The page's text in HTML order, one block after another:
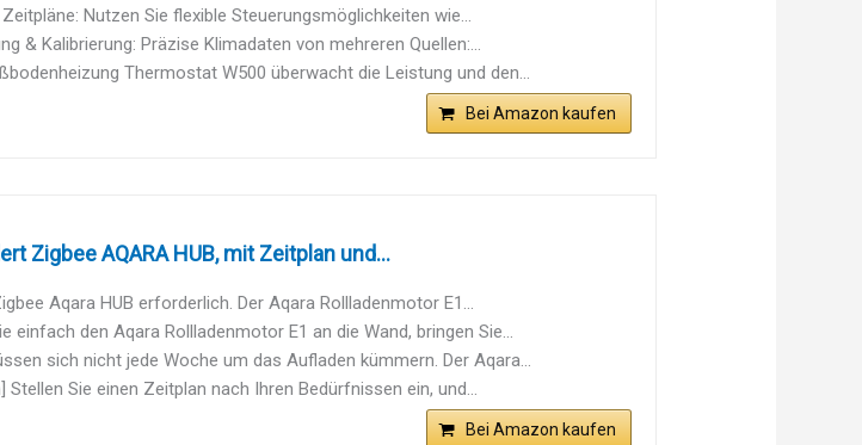
Nutzen Sie flexible Steuerungsmöglichkeiten wie...
& Kalibrierung: Präzise Klimadaten von mehreren Quellen:...
Thermostat W500 überwacht die Leistung und den...
Bei Amazon kaufen
Zigbee AQARA HUB, mit Zeitplan und...
Aqara HUB erforderlich. Der Aqara Rollladenmotor E1...
einfach den Aqara Rollladenmotor E1 an die Wand, bringen Sie...
sich nicht jede Woche um das Aufladen kümmern. Der Aqara...
Sie einen Zeitplan nach Ihren Bedürfnissen ein, und...
Bei Amazon kaufen